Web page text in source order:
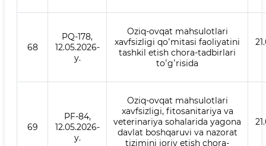
68
PQ-178,
12.05.2026-
y.
Oziq-ovqat mahsulotlari
xavfsizligi qoʻmitasi faoliyatini
tashkil etish chora-tadbirlari
toʻgʻrisida
69
PF-84,
12.05.2026-
y.
Oziq-ovqat mahsulotlari
xavfsizligi, fitosanitariya va
veterinariya sohalarida yagona
davlat boshqaruvi va nazorat
tizimini joriy etish chora-